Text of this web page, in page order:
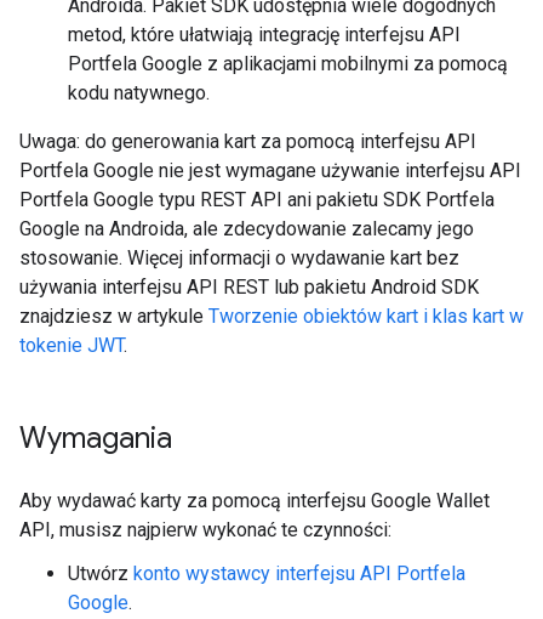
Androida. Pakiet SDK udostępnia wiele dogodnych
metod, które ułatwiają integrację interfejsu API
Portfela Google z aplikacjami mobilnymi za pomocą
kodu natywnego.
Uwaga: do generowania kart za pomocą interfejsu API
Portfela Google nie jest wymagane używanie interfejsu API
Portfela Google typu REST API ani pakietu SDK Portfela
Google na Androida, ale zdecydowanie zalecamy jego
stosowanie. Więcej informacji o wydawanie kart bez
używania interfejsu API REST lub pakietu Android SDK
znajdziesz w artykule Tworzenie obiektów kart i klas kart w
tokenie JWT.
Wymagania
Aby wydawać karty za pomocą interfejsu Google Wallet
API, musisz najpierw wykonać te czynności:
Utwórz konto wystawcy interfejsu API Portfela
Google.